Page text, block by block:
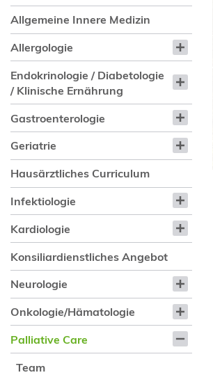
Allgemeine Innere Medizin
Allergologie
Endokrinologie / Diabetologie
/ Klinische Ernährung
Gastroenterologie
Geriatrie
Hausärztliches Curriculum
Infektiologie
Kardiologie
Konsiliardienstliches Angebot
Neurologie
Onkologie/Hämatologie
Palliative Care
Team